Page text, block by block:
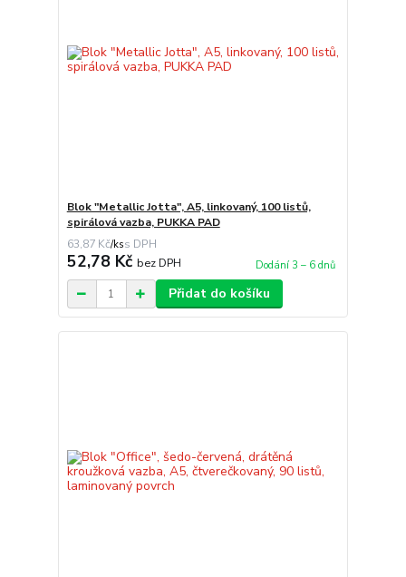
Blok "Metallic Jotta", A5, linkovaný, 100 listů,
spirálová vazba, PUKKA PAD
63,87 Kč/ks
52,78 Kč bez DPH Dodání 3 – 6 dnů
Přidat do košíku